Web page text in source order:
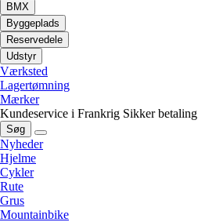
BMX
Byggeplads
Reservedele
Udstyr
Værksted
Lagertømning
Mærker
Kundeservice i Frankrig Sikker betaling
Søg
Nyheder
Hjelme
Cykler
Rute
Grus
Mountainbike